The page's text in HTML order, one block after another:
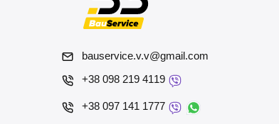
bauservice.v.v@gmail.com
+38 098 219 4119
+38 097 141 1777